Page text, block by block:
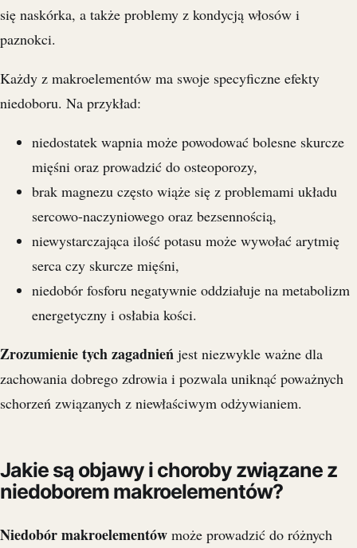
się naskórka, a także problemy z kondycją włosów i
paznokci.
Każdy z makroelementów ma swoje specyficzne efekty
niedoboru. Na przykład:
niedostatek wapnia może powodować bolesne skurcze
mięśni oraz prowadzić do osteoporozy,
brak magnezu często wiąże się z problemami układu
sercowo-naczyniowego oraz bezsennością,
niewystarczająca ilość potasu może wywołać arytmię
serca czy skurcze mięśni,
niedobór fosforu negatywnie oddziałuje na metabolizm
energetyczny i osłabia kości.
Zrozumienie tych zagadnień jest niezwykle ważne dla
zachowania dobrego zdrowia i pozwala uniknąć poważnych
schorzeń związanych z niewłaściwym odżywianiem.
Jakie są objawy i choroby związane z
niedoborem makroelementów?
Niedobór makroelementów może prowadzić do różnych